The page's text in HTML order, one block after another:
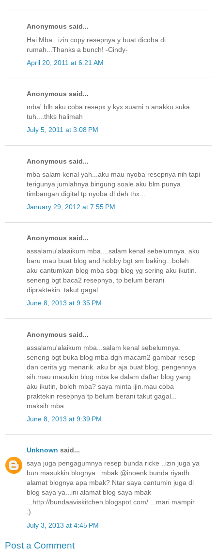
Anonymous said...
Hai Mba...izin copy resepnya y buat dicoba di
rumah...Thanks a bunch! -Cindy-
April 20, 2011 at 6:21 AM
Anonymous said...
mba' blh aku coba resepx y kyx suami n anakku suka
tuh....thks halimah
July 5, 2011 at 3:08 PM
Anonymous said...
mba salam kenal yah...aku mau nyoba resepnya nih tapi
terigunya jumlahnya bingung soale aku blm punya
timbangan digital tp nyoba dl deh thx...
January 29, 2012 at 7:55 PM
Anonymous said...
assalamu'alaaikum mba....salam kenal sebelumnya. aku
baru mau buat blog and hobby bgt sm baking...boleh
aku cantumkan blog mba sbgi blog yg sering aku ikutin.
seneng bgt baca2 resepnya, tp belum berani
dipraktekin. takut gagal.
June 8, 2013 at 9:35 PM
Anonymous said...
assalamu'alaikum mba...salam kenal sebelumnya.
seneng bgt buka blog mba dgn macam2 gambar resep
dan cerita yg menarik. aku br aja buat blog, pengennya
sih mau masukin blog mba ke dalam daftar blog yang
aku ikutin, boleh mba? saya minta ijin.mau coba
praktekin resepnya tp belum berani takut gagal...
maksih mba.
June 8, 2013 at 9:39 PM
Unknown said...
saya juga pengagumnya resep bunda ricke ..izin juga ya
bun masukkin blognya...mbak @inoenk bunda riyadh
alamat blognya apa mbak? Ntar saya cantumin juga di
blog saya ya...ini alamat blog saya mbak
...http://bundaaviskitchen.blogspot.com/ ...mari mampir
:)
July 3, 2013 at 4:45 PM
Post a Comment